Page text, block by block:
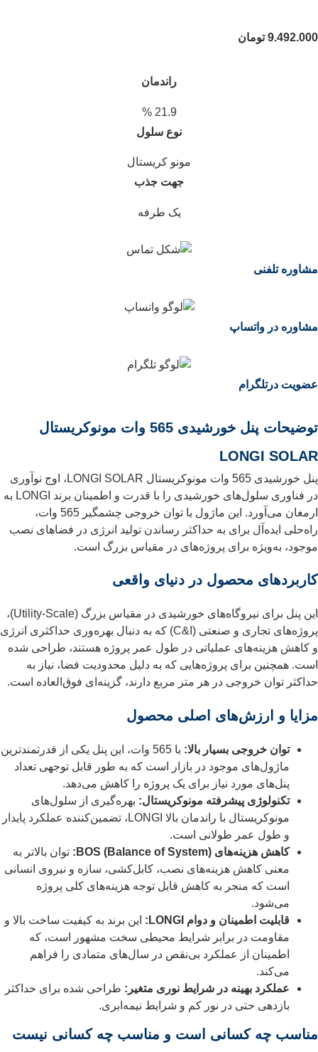
9.492.000 تومان
راندمان
21.9 %
نوع سلول
مونو کریستال
جهت جذب
یک طرفه
مشاوره تلفنی
مشاوره در واتساپ
عضویت درتلگرام
توضیحات پنل خورشیدی 565 وات مونوکریستال
LONGI SOLAR
پنل خورشیدی 565 وات مونوکریستال LONGI SOLAR، اوج نوآوری
در فناوری سلول‌های خورشیدی را با قدرت و اطمینان برند LONGI به
ارمغان می‌آورد. این ماژول با توان خروجی چشمگیر 565 وات،
راه‌حلی ایده‌آل برای به حداکثر رساندن تولید انرژی در فضاهای نصب
موجود، به‌ویژه برای پروژه‌های در مقیاس بزرگ است.
کاربردهای محصول در دنیای واقعی
این پنل برای نیروگاه‌های خورشیدی در مقیاس بزرگ (Utility-Scale)،
پروژه‌های تجاری و صنعتی (C&I) که به دنبال بهره‌وری حداکثری انرژی
و کاهش هزینه‌های عملیاتی در طول عمر پروژه هستند، طراحی شده
است. همچنین برای پروژه‌هایی که به دلیل محدودیت فضا، نیاز به
حداکثر توان خروجی در هر متر مربع دارند، گزینه‌ای فوق‌العاده است.
مزایا و ارزش‌های اصلی محصول
توان خروجی بسیار بالا:
با 565 وات، این پنل یکی از قدرتمندترین
ماژول‌های موجود در بازار است که به طور قابل توجهی تعداد
پنل‌های مورد نیاز برای یک پروژه را کاهش می‌دهد.
تکنولوژی پیشرفته مونوکریستال: بهره‌گیری از سلول‌های
مونوکریستال با راندمان بالا LONGI، تضمین‌کننده عملکرد پایدار
و طول عمر طولانی است.
کاهش هزینه‌های BOS (Balance of System):
توان بالاتر به
معنی کاهش هزینه‌های نصب، کابل‌کشی، سازه و نیروی انسانی
است که منجر به کاهش قابل توجه هزینه‌های کلی پروژه
می‌شود.
قابلیت اطمینان و دوام LONGI:
این برند به کیفیت ساخت بالا و
مقاومت در برابر شرایط محیطی سخت مشهور است، که
اطمینان از عملکرد بی‌نقص در سال‌های متمادی را فراهم
می‌کند.
عملکرد بهینه در شرایط نوری متغیر: طراحی شده برای حداکثر
بازدهی حتی در نور کم و شرایط نیمه‌ابری.
مناسب چه کسانی است و مناسب چه کسانی نیست